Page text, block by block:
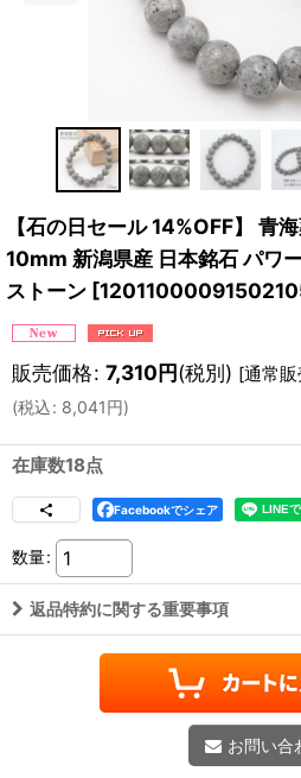
【石の日セール 14%OFF】 青
10mm 新潟県産 日本銘石 パワ
ストーン [
販売価格: 7,310円(税別) [通常
(税込: 8,041円)
在庫数18点
Facebookでシェア
数量:
返品特約に関する重要事項
お問い合